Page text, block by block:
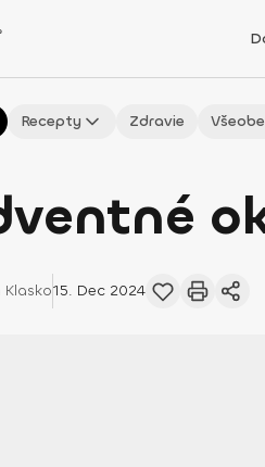
Recepty Zdravie
Klasko15. Dec 2024